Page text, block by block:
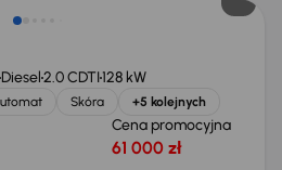
Diesel2.0 CDTI128 kW
Skóra +5 kolejnych
Cena promocyjna
61 000 zł